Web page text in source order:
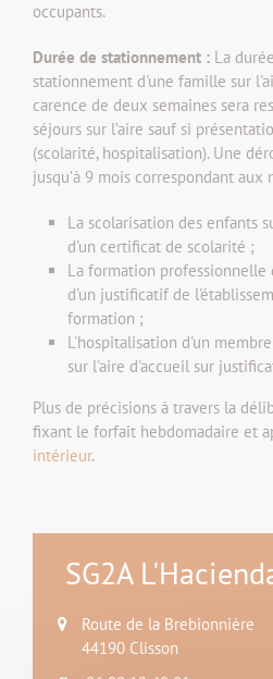
occupants.
Durée de stationnement : La
stationnement d'une famille sur
carence de deux semaines sera
séjours sur l’aire sauf si
(scolarité, hospitalisation). Une
jusqu’à 9 mois correspondant
La scolarisation des enfants
d'un certificat de scolarité ;
La formation professionnelle
d'un justificatif de
formation ;
L'hospitalisation d'un
sur l'aire d'accueil sur
Plus de précisions à travers la
fixant le forfait hebdomadaire et
intérieur.
SG2A
Route de la Brebionnière
44190 Clisson